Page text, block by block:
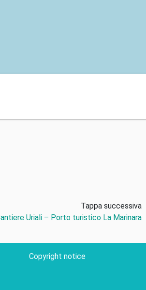
Tappa successiva
Uriali – Porto turistico La Marinara
Copyright notice